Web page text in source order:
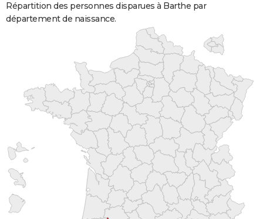
Répartition des personnes disparues à Barthe par
département de naissance.